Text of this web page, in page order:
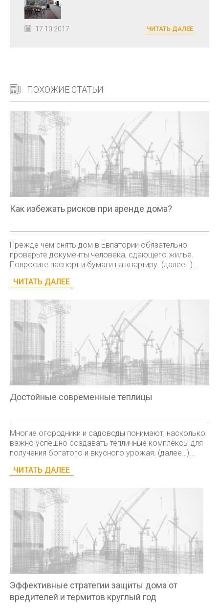
17.10.2017 ЧИТАТЬ ДАЛЕЕ
ПОХОЖИЕ СТАТЬИ
Как избежать рисков при аренде дома?
Прежде чем снять дом в Евпатории обязательно
проверьте документы человека, сдающего жилье.
Попросите паспорт и бумаги на квартиру. (далее…)...
ЧИТАТЬ ДАЛЕЕ
Достойные современные теплицы
Многие огородники и садоводы понимают, насколько
важно успешно создавать тепличные комплексы для
получения богатого и вкусного урожая. (далее…)...
ЧИТАТЬ ДАЛЕЕ
Эффективные стратегии защиты дома от
вредителей и термитов круглый год